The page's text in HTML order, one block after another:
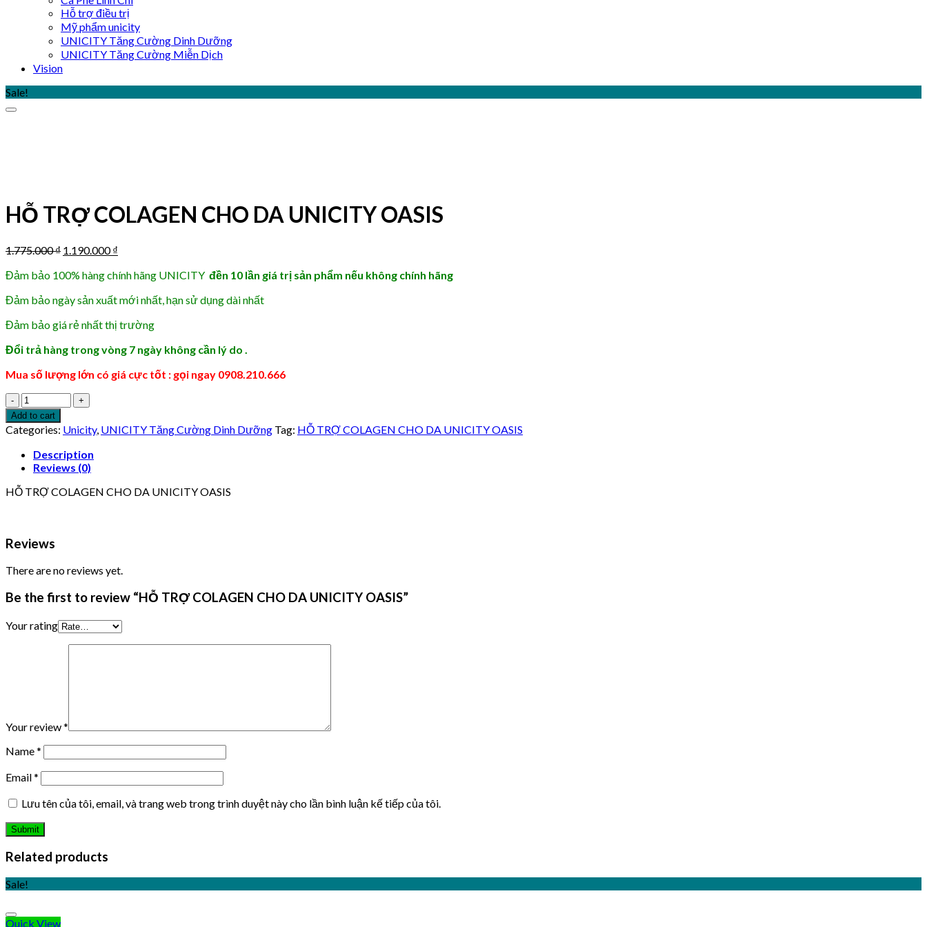
Hỗ trợ điều trị
Mỹ phẩm unicity
UNICITY Tăng Cường Dinh Dưỡng
UNICITY Tăng Cường Miễn Dịch
Vision
Sale!
HỖ TRỢ COLAGEN CHO DA UNICITY OASIS
1.775.000₫ Original
was:
1.190.000₫
is:
Đảm bảo 100% hàng chính hãng UNICITY đền 10 lần giá trị sản phẩm nếu không chính hãng
Đảm bảo ngày sản xuất mới nhất, hạn sử dụng dài nhất
Đảm bảo giá rẻ nhất thị trường
Đổi trả hàng trong vòng 7 ngày không cần lý do .
Mua số lượng lớn có giá cực tốt : gọi ngay 0908.210.666
HỖ
TRỢ
COLAGEN
CHO
DA
UNICITY
quantity
Add to cart
Categories: Unicity, UNICITY Tăng Cường Dinh Dưỡng Tag: HỖ TRỢ COLAGEN CHO DA UNICITY OASIS
Description
Reviews (0)
HỖ TRỢ COLAGEN CHO DA UNICITY OASIS
Reviews
There are no reviews yet.
Be the first to review “HỖ TRỢ COLAGEN CHO DA UNICITY OASIS”
Your rating
Your review*
Name*
Email*
Lưu tên của tôi, email, và trang web trong trình duyệt này cho lần bình luận kế tiếp của tôi.
Related products
Sale!
Quick View